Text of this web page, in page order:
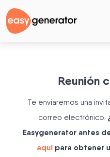
Reunión
Te enviaremos una
correo electrónico.
Easygenerator antes
aquí para obtener